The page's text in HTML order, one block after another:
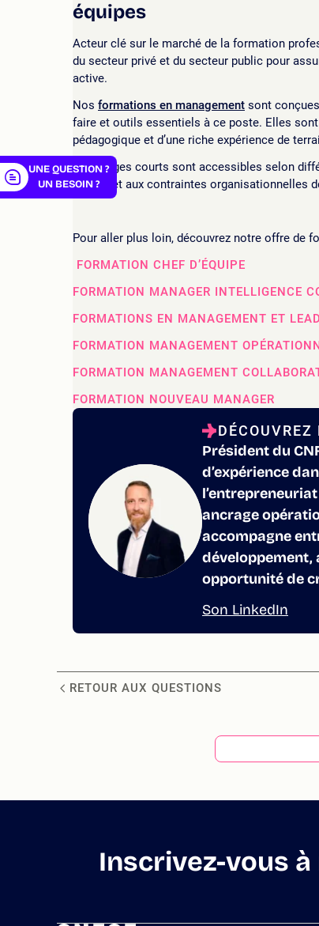
équipes
Acteur clé sur le marché de la formation
du secteur privé et du secteur public pour
active.
Nos formations en management sont
faire et outils essentiels à ce poste. Elles
pédagogique et d’une riche expérience de
Ces stages courts sont accessibles selon
rythme et aux contraintes organisationnelles
Pour aller plus loin, découvrez notre offre de
FORMATION CHEF D’ÉQUIPE
FORMATION MANAGER INTELLIGENCE
FORMATIONS EN MANAGEMENT ET
FORMATION MANAGEMENT
FORMATION MANAGEMENT
FORMATION NOUVEAU MANAGER
Président du
d’expérience
ancrage
accompagne
développement,
opportunité de
Son LinkedIn
UNE QUESTION ?
UN BESOIN ?
RETOUR AUX QUESTIONS
Inscrivez-vous